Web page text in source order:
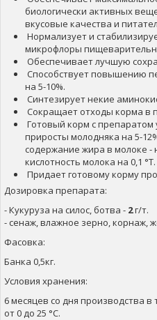
биологически активных
вкусовые качества и
Нормализует и
микрофлоры
Обеспечивает лучшую
Способствует повышению
на 5-10%.
Синтезирует некие
Сокращает отходы корма в
Готовый корм с
приросты молодняка на 5-
содержание жира в молоке -
кислотность молока на 0,1 °Т.
Придает готовому корму
Дозировка препарата:
- Кукуруза на силос, ботва - 2г/т.
- сенаж, влажное зерно, корнаж,
Фасовка:
Банка 0,5кг.
Условия хранения:
6 месяцев со дня производства
от 0 до 25 °С.